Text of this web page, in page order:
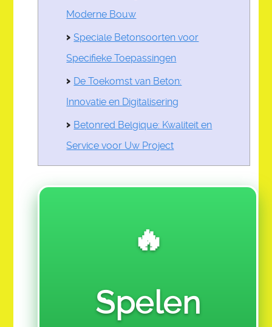
PA 808-PERFORMING ARTS
RE 909-REAL ESTATE
SF 110 SALES & FINANCE
SR 111-SOCIAL REFORM
DONATE
VOTE
CHALLENGE ASSIGNMENTS
MILLION MAGNETUDE MOVEMENT
Moderne Bouw
Speciale Betonsoorten voor
Specifieke Toepassingen
De Toekomst van Beton:
Innovatie en Digitalisering
Betonred Belgique: Kwaliteit en
Service voor Uw Project
🔥
Spelen